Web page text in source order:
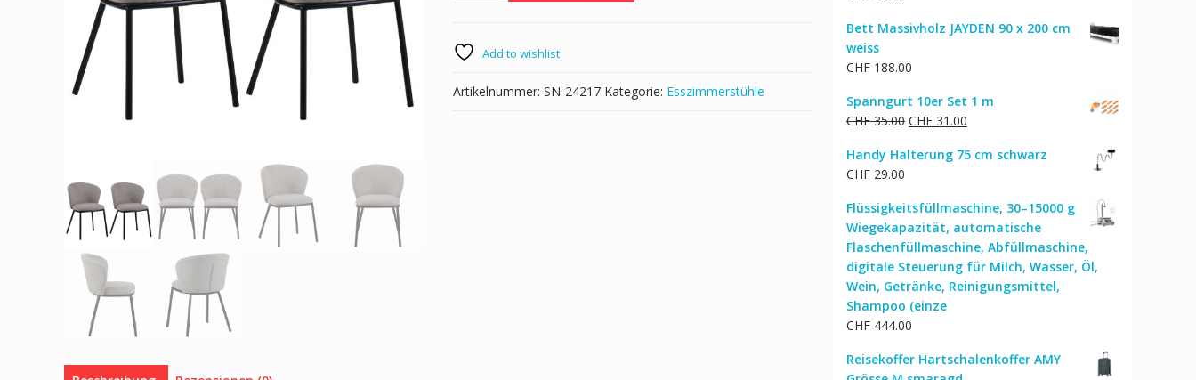
greige
Menge
Add to wishlist
Artikelnummer: SN-24217 Kategorie: Esszimmerstühle
Bett Massivholz JAYDEN 90 x 200 cm
weiss
CHF 188.00
Spanngurt 10er Set 1 m
CHF35.00 Ursprünglicher
war:
CHF 31.00
ist:
Handy Halterung 75 cm schwarz
CHF 29.00
Flüssigkeitsfüllmaschine, 30–15000 g
Wiegekapazität, automatische
Flaschenfüllmaschine, Abfüllmaschine,
digitale Steuerung für Milch, Wasser, Öl,
Wein, Getränke, Reinigungsmittel,
Shampoo (einze
CHF 444.00
Reisekoffer Hartschalenkoffer AMY